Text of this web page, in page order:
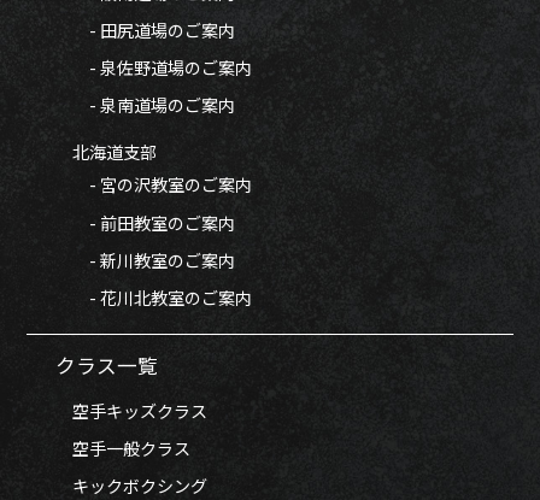
- 田尻道場のご案内
- 泉佐野道場のご案内
- 泉南道場のご案内
北海道支部
- 宮の沢教室のご案内
- 前田教室のご案内
- 新川教室のご案内
- 花川北教室のご案内
クラス一覧
空手キッズクラス
空手一般クラス
キックボクシング